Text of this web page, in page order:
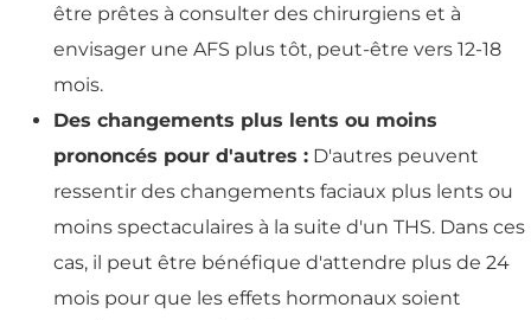
être prêtes à consulter des chirurgiens et à
envisager une AFS plus tôt, peut-être vers 12-18
mois.
Des changements plus lents ou moins
prononcés pour d'autres : D'autres peuvent
ressentir des changements faciaux plus lents ou
moins spectaculaires à la suite d'un THS. Dans ces
cas, il peut être bénéfique d'attendre plus de 24
mois pour que les effets hormonaux soient